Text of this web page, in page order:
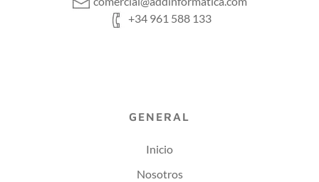
+34 961 588 133
GENERAL
Inicio
Nosotros